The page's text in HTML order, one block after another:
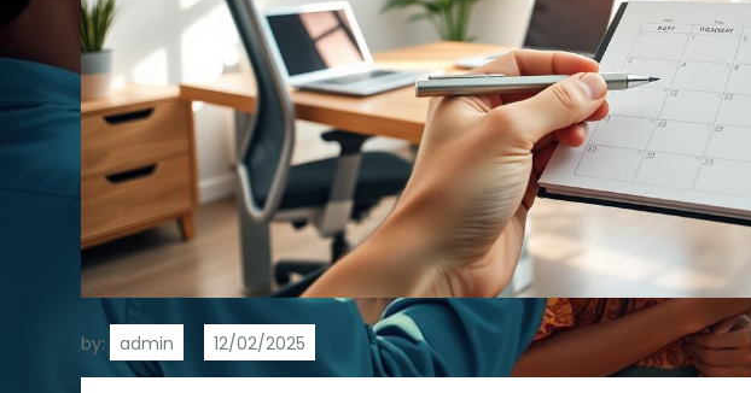
by: admin